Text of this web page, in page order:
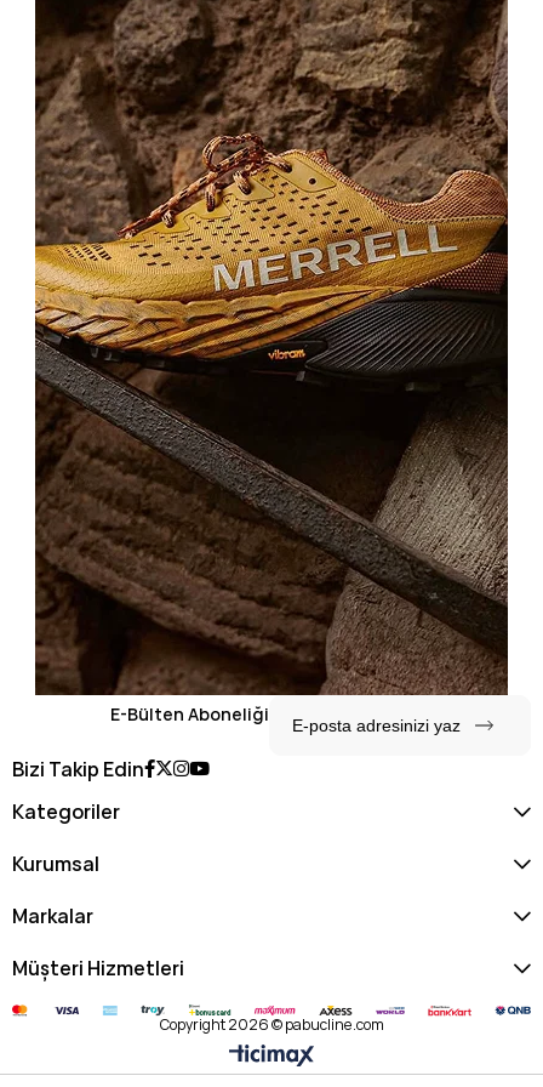
keten takım + nude topuklu, gri midi elbise + minimalist mücevher
+ bu çanta, lacivert blazer + beyaz pantolon + spor, ekru triko +
bisküvi pantolon + bot gibi sayısız sezonsuz kombinin doğrudan
tamamlayıcısıdır. Özellikle "tones of beige" ve "monokrom
greige" kombinler için ideal: greige-üzeri-greige tones-on-tones
kombinler + bu çanta sofistike bir "quiet luxury everyday"
görünüm yaratır. Telefon kullanımı yoğun aktivelerde hands-free
konforu sayesinde her iki elin de serbest kalmasını sağlar. Ofis-
evening geçişleri, brunch buluşmaları, sanat galeri ziyaretleri,
modern müzeler, business etkinlikleri, kültürel etkinlikler, akşam
yemekleri, davetler, alışveriş, kafeler ve günlük tüm aktif şehir
hareketleri için Benetton'un İtalyan everyday colorful anlayışının
quiet luxury yorumunu mini telefon çantası silüet üzerinden
pebbled greige deri ve jakar askı detaylarıyla buluşturan modern
ve sofistike bir tercihtir.
E-Bülten Aboneliği
Bizi Takip Edin
Kategoriler
Kurumsal
Markalar
Müşteri Hizmetleri
Copyright 2026 © pabucline.com